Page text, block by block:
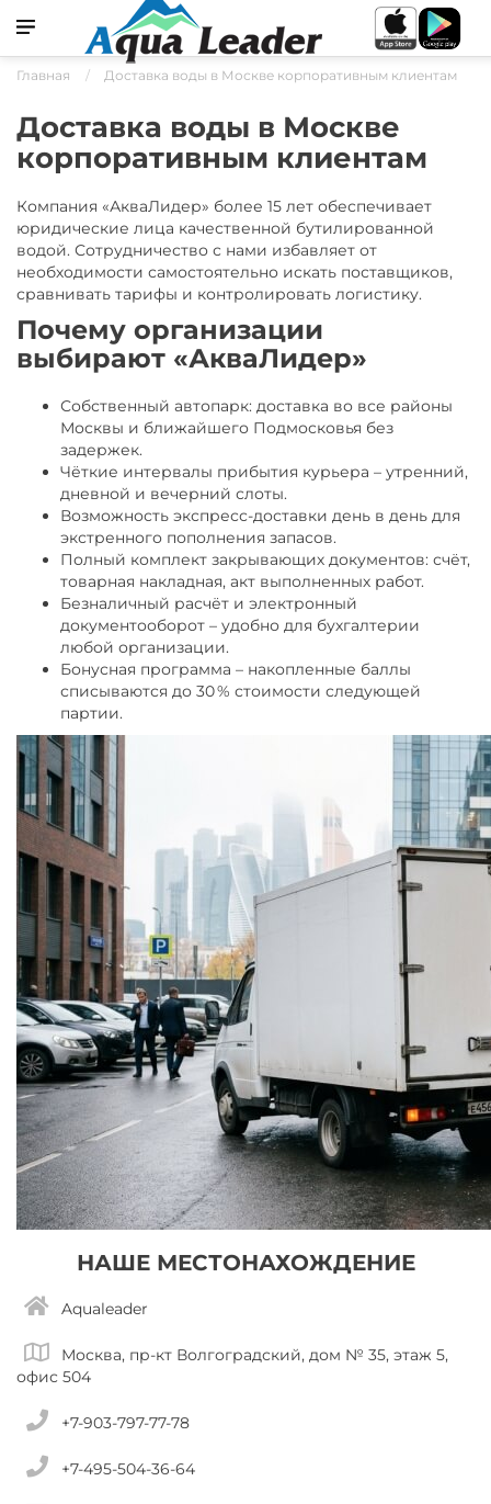
Главная Доставка воды в Москве корпоративным клиентам
Доставка воды в Москве
корпоративным клиентам
Компания «АкваЛидер» более 15 лет обеспечивает
юридические лица качественной бутилированной
водой. Сотрудничество с нами избавляет от
необходимости самостоятельно искать поставщиков,
сравнивать тарифы и контролировать логистику.
Почему организации
выбирают «АкваЛидер»
Собственный автопарк: доставка во все районы
Москвы и ближайшего Подмосковья без
задержек.
Чёткие интервалы прибытия курьера – утренний,
дневной и вечерний слоты.
Возможность экспресс-доставки день в день для
экстренного пополнения запасов.
Полный комплект закрывающих документов: счёт,
товарная накладная, акт выполненных работ.
Безналичный расчёт и электронный
документооборот – удобно для бухгалтерии
любой организации.
Бонусная программа – накопленные баллы
списываются до 30 % стоимости следующей
партии.
НАШЕ МЕСТОНАХОЖДЕНИЕ
Aqualeader
Москва, пр-кт Волгоградский, дом № 35, этаж 5,
офис 504
+7-903-797-77-78
+7-495-504-36-64